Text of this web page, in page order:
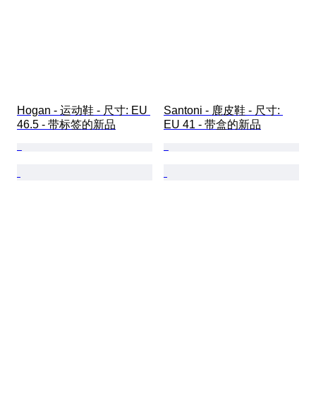
Hogan - 运动鞋 - 尺寸: EU
46.5 - 带标签的新品
Santoni - 鹿皮鞋 - 尺寸:
EU 41 - 带盒的新品